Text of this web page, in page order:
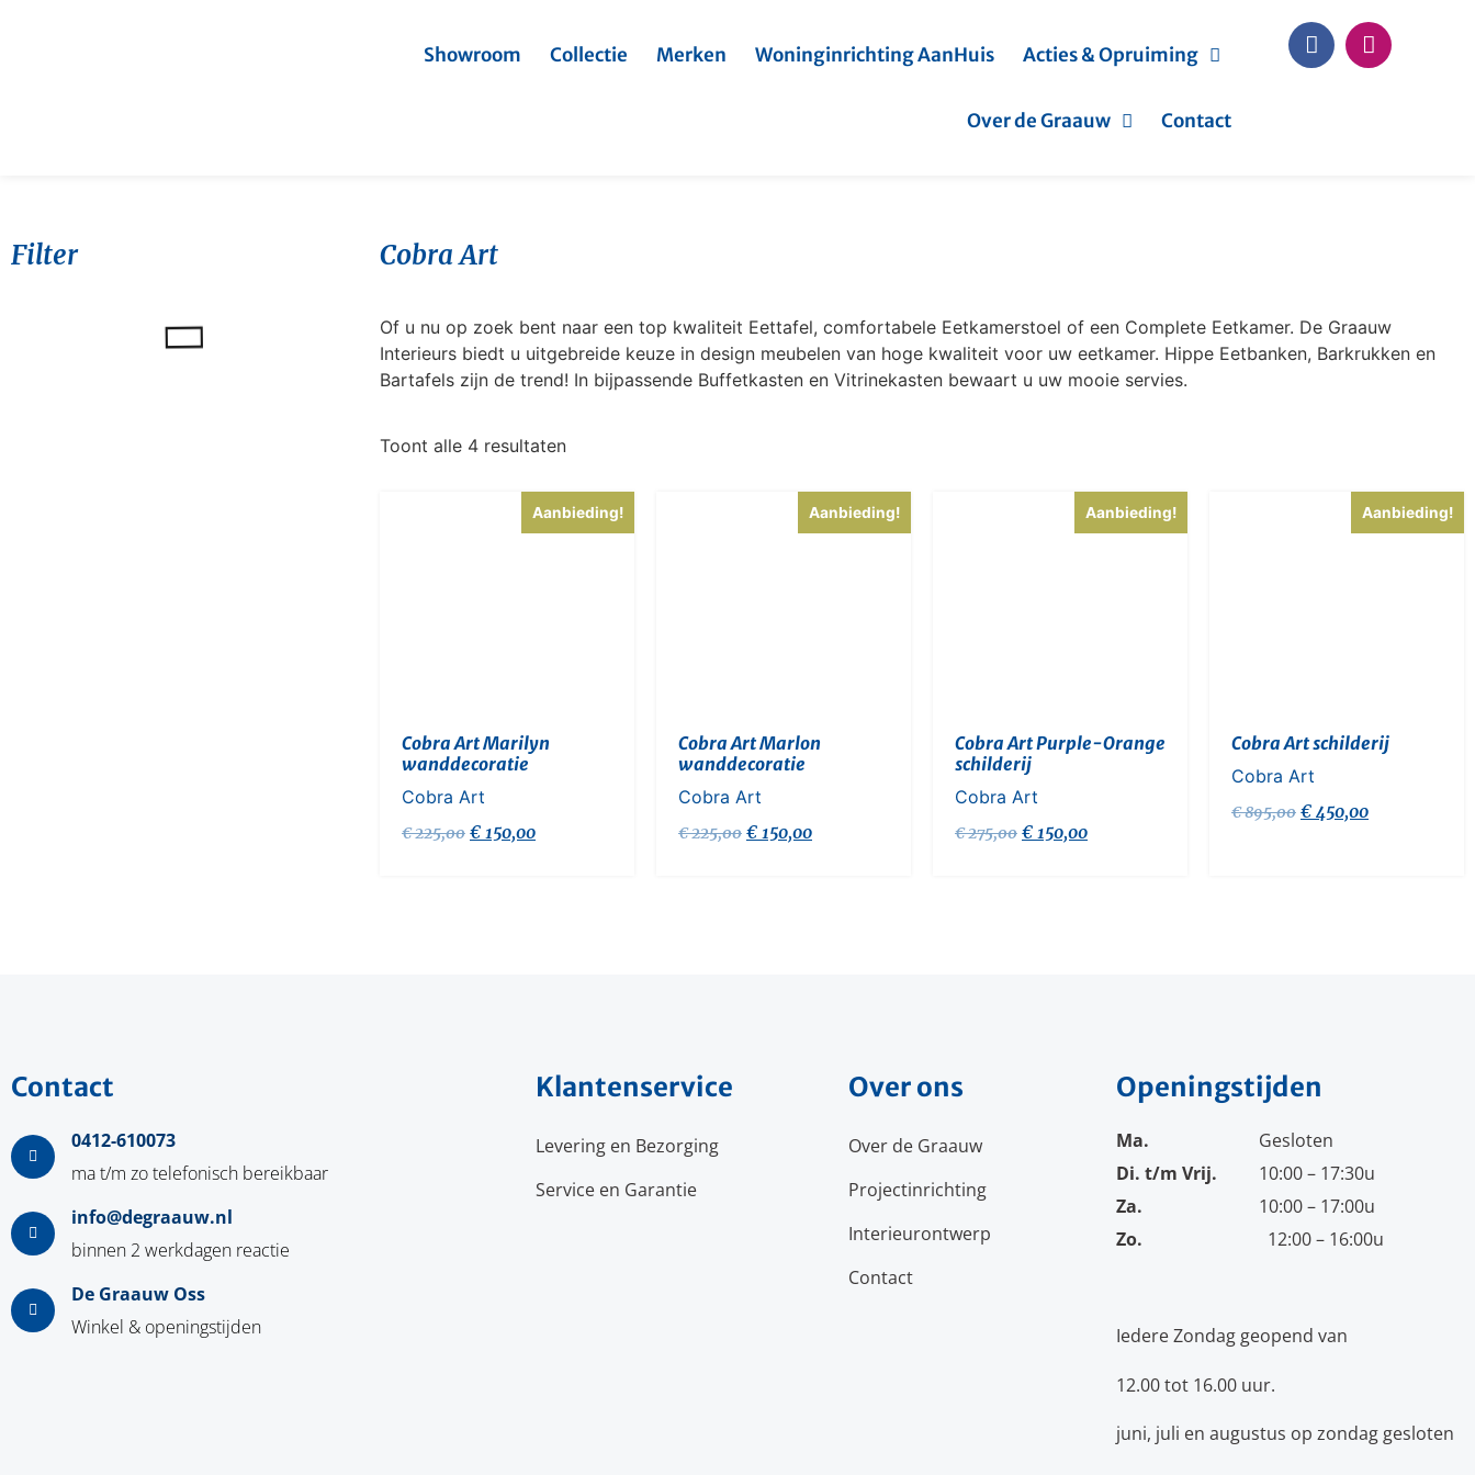
Showroom Collectie Merken Woninginrichting AanHuis Acties & Opruiming
Over de Graauw Contact
Filter Cobra Art
Of u nu op zoek bent naar een top kwaliteit Eettafel, comfortabele Eetkamerstoel of een Complete Eetkamer. De Graauw
Interieurs biedt u uitgebreide keuze in design meubelen van hoge kwaliteit voor uw eetkamer. Hippe Eetbanken, Barkrukken en
Bartafels zijn de trend! In bijpassende Buffetkasten en Vitrinekasten bewaart u uw mooie servies.
Toont alle 4 resultaten
Aanbieding!
Cobra Art Marilyn
wanddecoratie
Cobra Art
€225,00 € 150,00
Aanbieding!
Cobra Art Marlon
wanddecoratie
Cobra Art
€225,00 € 150,00
Aanbieding!
Cobra Art Purple-Orange
schilderij
Cobra Art
€275,00 € 150,00
Aanbieding!
Cobra Art schilderij
Cobra Art
€895,00 € 450,00
Contact
0412-610073
ma t/m zo telefonisch bereikbaar
info@degraauw.nl
binnen 2 werkdagen reactie
De Graauw Oss
Winkel & openingstijden
Klantenservice
Levering en Bezorging
Service en Garantie
Over ons
Over de Graauw
Projectinrichting
Interieurontwerp
Contact
Openingstijden
Ma.
Di. t/m Vrij.
Za.
Zo.
Gesloten
10:00 – 17:30u
10:00 – 17:00u
12:00 – 16:00u
Iedere Zondag geopend van
12.00 tot 16.00 uur.
juni, juli en augustus op zondag gesloten